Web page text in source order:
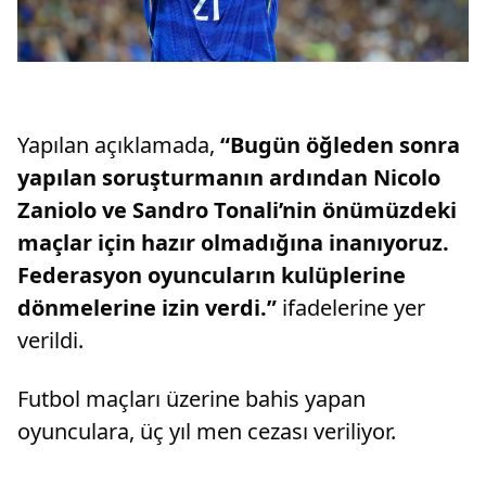
Yapılan açıklamada, “Bugün öğleden sonra
yapılan soruşturmanın ardından Nicolo
Zaniolo ve Sandro Tonali’nin önümüzdeki
maçlar için hazır olmadığına inanıyoruz.
Federasyon oyuncuların kulüplerine
dönmelerine izin verdi.” ifadelerine yer
verildi.
Futbol maçları üzerine bahis yapan
oyunculara, üç yıl men cezası veriliyor.